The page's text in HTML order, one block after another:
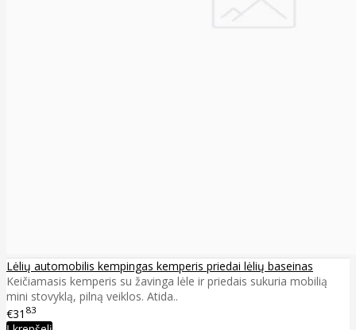
Lėlių automobilis kempingas kemperis priedai lėlių baseinas
Keičiamasis kemperis su žavinga lėle ir priedais sukuria mobilią
mini stovyklą, pilną veiklos. Atida..
€31 83